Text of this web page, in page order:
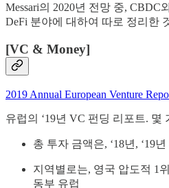
Messari의 2020년 전망 중, CBDC
DeFi 분야에 대하여 따로 정리한
[VC & Money]
2019 Annual European Venture
유럽의 ‘19년 VC 펀딩 리포트. 몇
총 투자 금액은, ‘18년, ‘19
지역별로는, 영국 압도적 1
동부 유럽